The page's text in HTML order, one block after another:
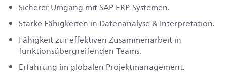
Sicherer Umgang mit SAP ERP-Systemen.
Starke Fähigkeiten in Datenanalyse & Interpretation.
Fähigkeit zur effektiven Zusammenarbeit in
funktionsübergreifenden Teams.
Erfahrung im globalen Projektmanagement.